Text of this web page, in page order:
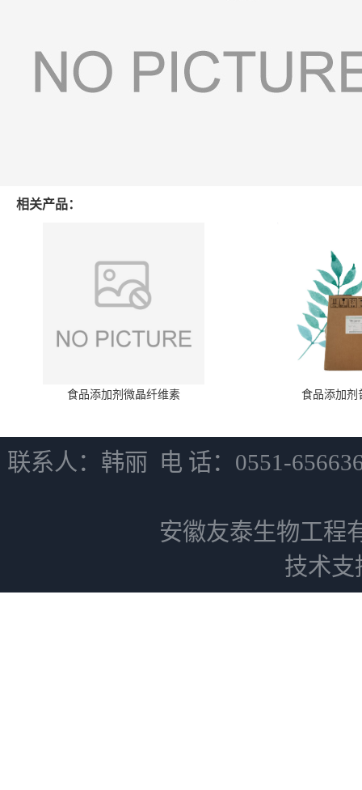
相关产品：
食品添加剂微晶纤维素 食品添加剂
联系人：韩丽 电 话：0551-
安徽友泰生物工程
技术